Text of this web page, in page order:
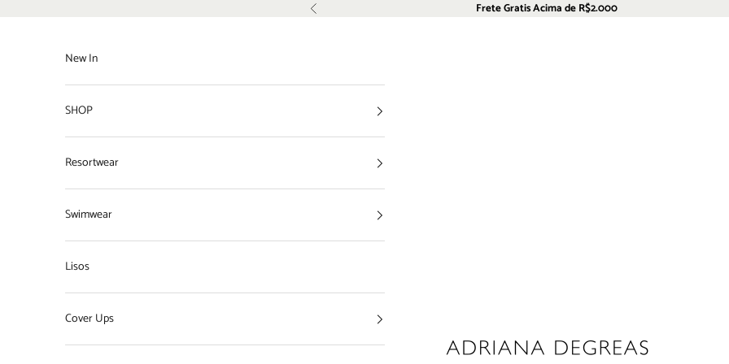
Anterior Frete Gratis Acima de R$2.000
Adriana Degreas
New In
SHOP
Resortwear
Swimwear
Lisos
Cover Ups